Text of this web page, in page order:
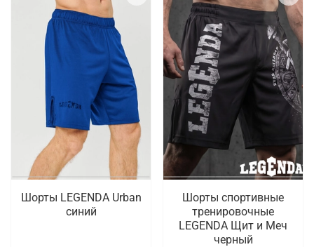
Шорты LEGENDA Urban
синий
Шорты спортивные
тренировочные
LEGENDA Щит и Меч
черный